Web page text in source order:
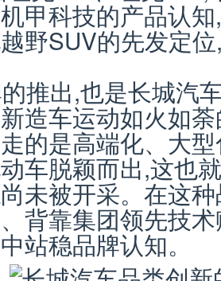
甲科技的产品认
野SUV的先发定
推出,也是长城汽
造车运动如火如
的是高端化、大
车脱颖而出,这也
未被开采。在这
背靠集团领先技
站稳品牌认知。